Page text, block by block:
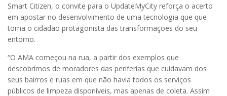
Smart Citizen, o convite para o UpdateMyCity reforça o acerto
em apostar no desenvolvimento de uma tecnologia que que
torna o cidadão protagonista das transformações do seu
entorno.
“O AMA começou na rua, a partir dos exemplos que
descobrimos de moradores das periferias que cuidavam dos
seus bairros e ruas em que não havia todos os serviços
públicos de limpeza disponíveis, mas apenas de coleta. Assim